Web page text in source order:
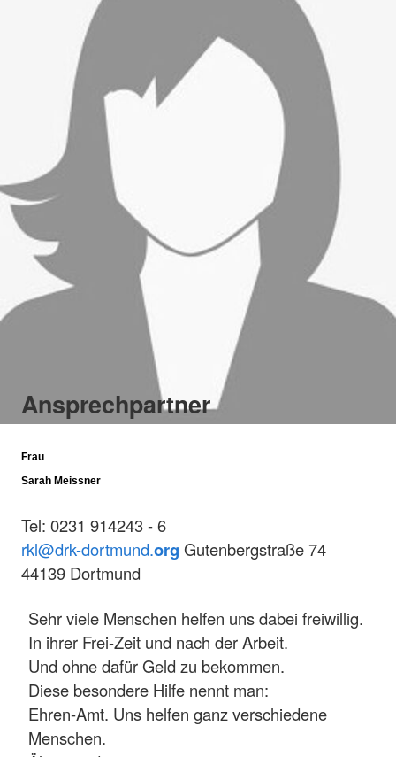
Ansprechpartner
Frau
Sarah Meissner
Tel: 0231 914243 - 6
rkl@drk-dortmund.org Gutenbergstraße 74
44139 Dortmund
Sehr viele Menschen helfen uns dabei freiwillig.
In ihrer Frei-Zeit und nach der Arbeit.
Und ohne dafür Geld zu bekommen.
Diese besondere Hilfe nennt man:
Ehren-Amt. Uns helfen ganz verschiedene
Menschen.